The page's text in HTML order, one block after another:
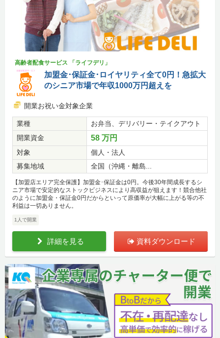
高齢者配食サービス 「ライフデリ」
加盟金･保証金･ロイヤリティ全て0円！急拡大
のシニア市場で年収1000万円超えを
開業お祝い金対象企業
業種
お弁当、デリバリー・テイクアウト
開業資金
58 万円
対象
個人・法人
募集地域
全国（沖縄・離島...
【加盟店エリア完全保護】加盟金･保証金は0円。今後30年間成長するシ
ニア市場で安定的なストックビジネスにより高収益が狙えます！競合他社
のように加盟金・保証金0円だからといって原価率が大幅に上がる等の不
利益は一切ありません。
1人で開業
詳細を見る 資料ダウンロード